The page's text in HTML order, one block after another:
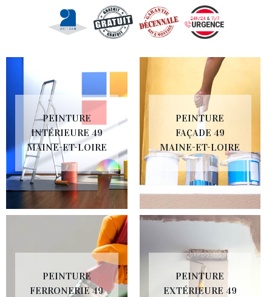
PEINTURE
INTÉRIEURE 49
MAINE-ET-LOIRE
PEINTURE
FAÇADE 49
MAINE-ET-LOIRE
PEINTURE
FERRONERIE 49
PEINTURE
EXTÉRIEURE 49